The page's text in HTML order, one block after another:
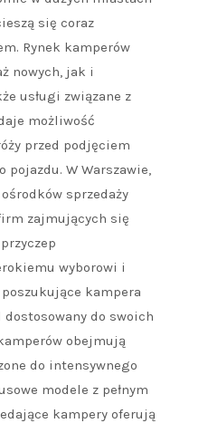
się coraz
Rynek kamperów
nowych, jak i
usługi związane z
możliwość
przed podjęciem
pojazdu. W Warszawie,
sprzedaży
zajmujących się
wyborowi i
kampera
dostosowany do swoich
obejmują
do intensywnego
modele z pełnym
kampery oferują